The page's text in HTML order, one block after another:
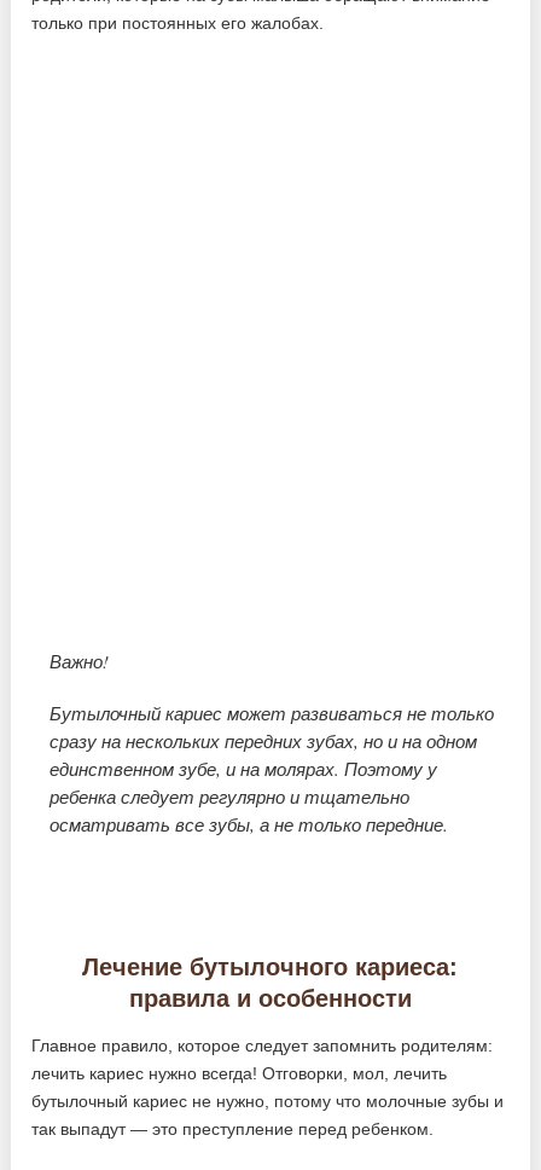
только при постоянных его жалобах.
Важно!
Бутылочный кариес может развиваться не только
сразу на нескольких передних зубах, но и на одном
единственном зубе, и на молярах. Поэтому у
ребенка следует регулярно и тщательно
осматривать все зубы, а не только передние.
Лечение бутылочного кариеса:
правила и особенности
Главное правило, которое следует запомнить родителям:
лечить кариес нужно всегда! Отговорки, мол, лечить
бутылочный кариес не нужно, потому что молочные зубы и
так выпадут — это преступление перед ребенком.